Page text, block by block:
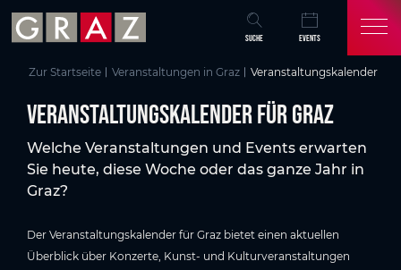
Zum Hauptinhalt springen
Zum Inhaltsverzeichnis springen
Zur Hauptnavigation springen
SUCHE EVENTS
Zur Startseite Veranstaltungen in Graz Veranstaltungskalender
Veranstaltungskalender für Graz
Welche Veranstaltungen und Events erwarten
Sie heute, diese Woche oder das ganze Jahr in
Graz?
Der Veranstaltungskalender für Graz bietet einen aktuellen
Überblick über Konzerte, Kunst- und Kulturveranstaltungen